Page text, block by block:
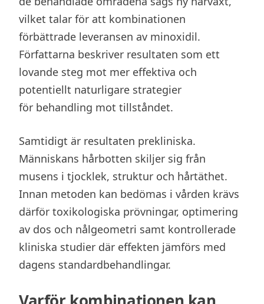
vilket talar för att kombinationen
förbättrade leveransen av minoxidil.
Författarna beskriver resultaten som ett
lovande steg mot mer effektiva och
potentiellt naturligare strategier
för behandling mot tillståndet.
Samtidigt är resultaten prekliniska.
Människans hårbotten skiljer sig från
musens i tjocklek, struktur och hårtäthet.
Innan metoden kan bedömas i vården krävs
därför toxikologiska prövningar, optimering
av dos och nålgeometri samt kontrollerade
kliniska studier där effekten jämförs med
dagens standardbehandlingar.